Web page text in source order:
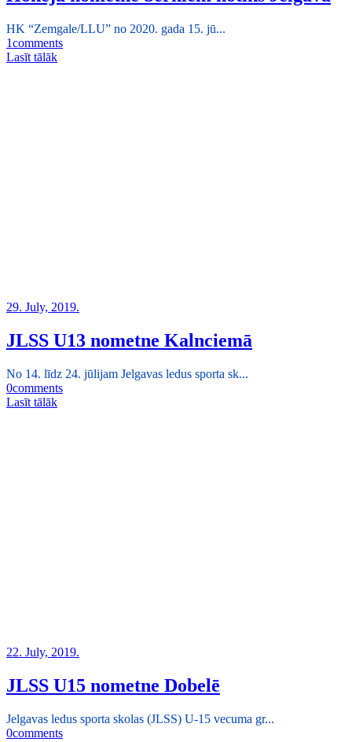
HK “Zemgale/LLU” no 2020. gada 15. jū...
1comments
Lasīt tālāk
29. July, 2019.
JLSS U13 nometne Kalnciemā
No 14. līdz 24. jūlijam Jelgavas ledus sporta sk...
0comments
Lasīt tālāk
22. July, 2019.
JLSS U15 nometne Dobelē
Jelgavas ledus sporta skolas (JLSS) U-15 vecuma gr...
0comments